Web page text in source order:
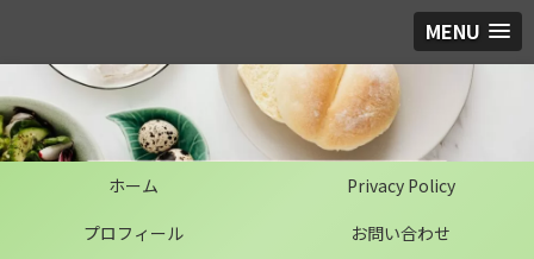
MENU
ホーム
Privacy Policy
プロフィール
お問い合わせ